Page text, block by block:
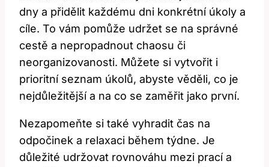
dny a přidělit každému dni konkrétní úkoly a
cíle. To vám pomůže udržet se na správné
cestě a nepropadnout chaosu či
neorganizovanosti. Můžete si vytvořit i
prioritní seznam úkolů, abyste věděli, co je
nejdůležitější a na co se zaměřit jako první.
Nezapomeňte si také vyhradit čas na
odpočinek a relaxaci během týdne. Je
důležité udržovat rovnováhu mezi prací a